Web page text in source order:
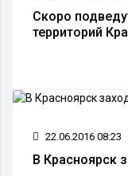
Скоро
территорий
22.06.2016 08:23
В Красноярск